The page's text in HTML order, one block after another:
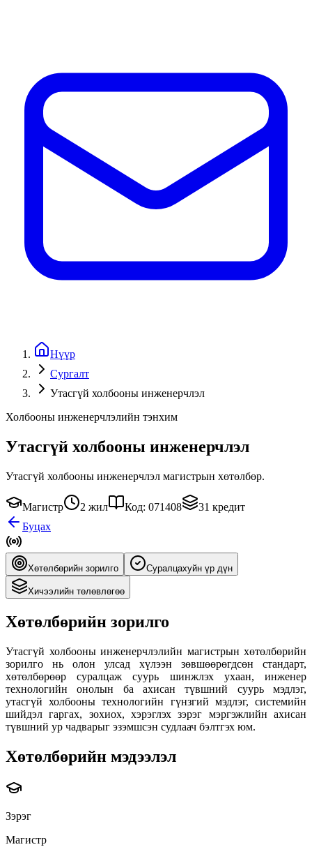
Нүүр
Сургалт
Утасгүй холбооны инженерчлэл
Холбооны инженерчлэлийн тэнхим
Утасгүй холбооны инженерчлэл
Утасгүй холбооны инженерчлэл магистрын хөтөлбөр.
Магистр 2 жил Код: 071408
31 кредит
Буцах
Хөтөлбөрийн зорилго Суралцахуйн үр дүн
Хичээлийн төлөвлөгөө
Хөтөлбөрийн зорилго
Утасгүй холбооны инженерчлэлийн магистрын хөтөлбөрийн
зорилго нь олон улсад хүлээн зөвшөөрөгдсөн стандарт,
хөтөлбөрөөр суралцаж суурь шинжлэх ухаан, инженер
технологийн онолын ба ахисан түвшний суурь мэдлэг,
утасгүй холбооны технологийн гүнзгий мэдлэг, системийн
шийдэл гаргах, зохиох, хэрэглэх зэрэг мэргэжлийн ахисан
түвшний ур чадварыг эзэмшсэн судлаач бэлтгэх юм.
Хөтөлбөрийн мэдээлэл
Зэрэг
Магистр